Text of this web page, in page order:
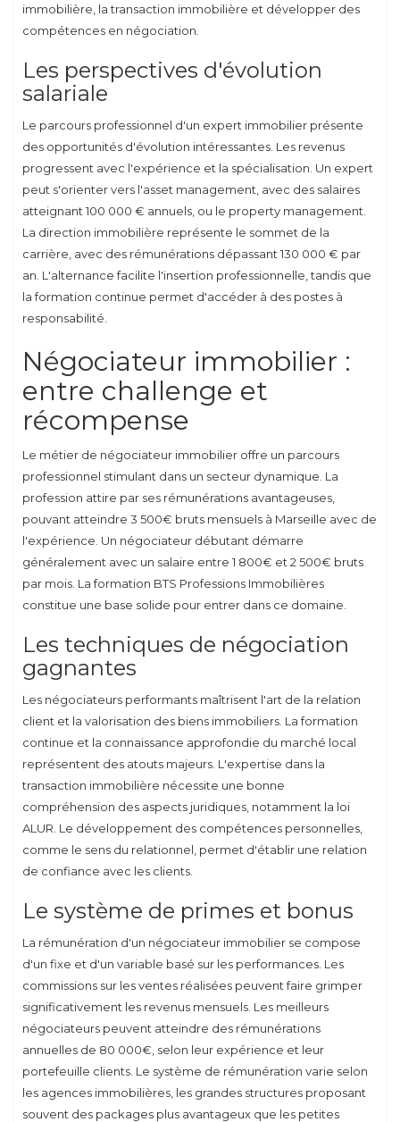
immobilière, la transaction immobilière et développer des
compétences en négociation.
Les perspectives d'évolution
salariale
Le parcours professionnel d'un expert immobilier présente
des opportunités d'évolution intéressantes. Les revenus
progressent avec l'expérience et la spécialisation. Un expert
peut s'orienter vers l'asset management, avec des salaires
atteignant 100 000 € annuels, ou le property management.
La direction immobilière représente le sommet de la
carrière, avec des rémunérations dépassant 130 000 € par
an. L'alternance facilite l'insertion professionnelle, tandis que
la formation continue permet d'accéder à des postes à
responsabilité.
Négociateur immobilier :
entre challenge et
récompense
Le métier de négociateur immobilier offre un parcours
professionnel stimulant dans un secteur dynamique. La
profession attire par ses rémunérations avantageuses,
pouvant atteindre 3 500€ bruts mensuels à Marseille avec de
l'expérience. Un négociateur débutant démarre
généralement avec un salaire entre 1 800€ et 2 500€ bruts
par mois. La formation BTS Professions Immobilières
constitue une base solide pour entrer dans ce domaine.
Les techniques de négociation
gagnantes
Les négociateurs performants maîtrisent l'art de la relation
client et la valorisation des biens immobiliers. La formation
continue et la connaissance approfondie du marché local
représentent des atouts majeurs. L'expertise dans la
transaction immobilière nécessite une bonne
compréhension des aspects juridiques, notamment la loi
ALUR. Le développement des compétences personnelles,
comme le sens du relationnel, permet d'établir une relation
de confiance avec les clients.
Le système de primes et bonus
La rémunération d'un négociateur immobilier se compose
d'un fixe et d'un variable basé sur les performances. Les
commissions sur les ventes réalisées peuvent faire grimper
significativement les revenus mensuels. Les meilleurs
négociateurs peuvent atteindre des rémunérations
annuelles de 80 000€, selon leur expérience et leur
portefeuille clients. Le système de rémunération varie selon
les agences immobilières, les grandes structures proposant
souvent des packages plus avantageux que les petites